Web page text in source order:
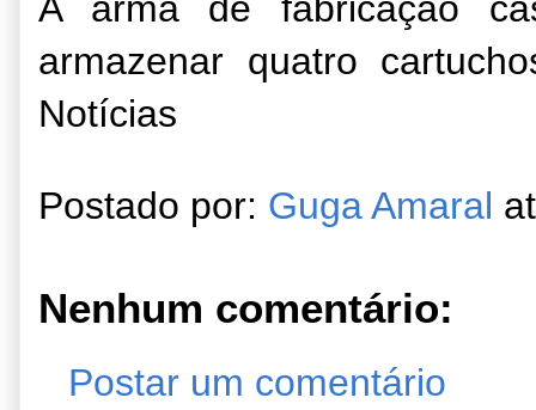
armazenar quatro
Notícias
Postado por: Guga Amaral
Nenhum comentário:
Postar um comentário